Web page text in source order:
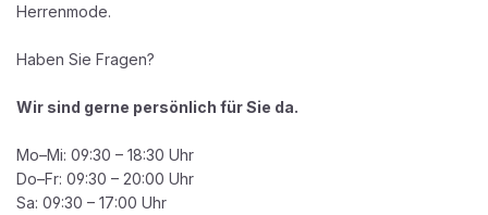
Herrenmode.
Haben Sie Fragen?
Wir sind gerne persönlich für Sie da.
Mo–Mi: 09:30 – 18:30 Uhr
Do–Fr: 09:30 – 20:00 Uhr
Sa: 09:30 – 17:00 Uhr